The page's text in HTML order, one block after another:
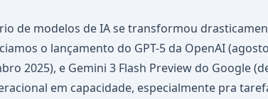
de modelos de IA se transformou
o lançamento do GPT-5 da OpenAI
2025), e Gemini 3 Flash Preview do Google
em capacidade, especialmente pra